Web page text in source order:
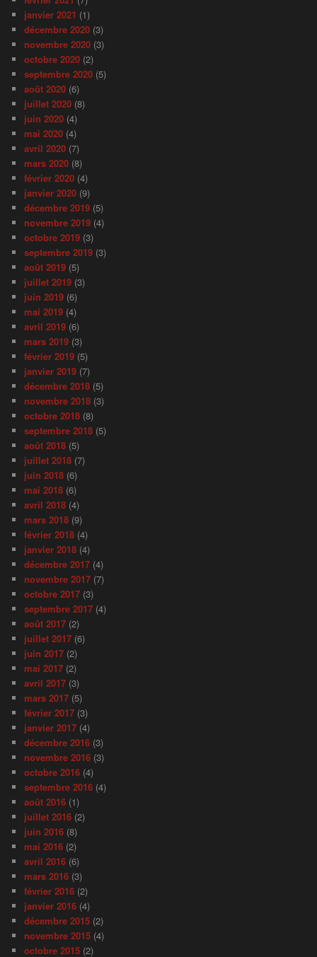
janvier 2021 (1)
décembre 2020 (3)
novembre 2020 (3)
octobre 2020 (2)
septembre 2020 (5)
août 2020 (6)
juillet 2020 (8)
juin 2020 (4)
mai 2020 (4)
avril 2020 (7)
mars 2020 (8)
février 2020 (4)
janvier 2020 (9)
décembre 2019 (5)
novembre 2019 (4)
octobre 2019 (3)
septembre 2019 (3)
août 2019 (5)
juillet 2019 (3)
juin 2019 (6)
mai 2019 (4)
avril 2019 (6)
mars 2019 (3)
février 2019 (5)
janvier 2019 (7)
décembre 2018 (5)
novembre 2018 (3)
octobre 2018 (8)
septembre 2018 (5)
août 2018 (5)
juillet 2018 (7)
juin 2018 (6)
mai 2018 (6)
avril 2018 (4)
mars 2018 (9)
février 2018 (4)
janvier 2018 (4)
décembre 2017 (4)
novembre 2017 (7)
octobre 2017 (3)
septembre 2017 (4)
août 2017 (2)
juillet 2017 (6)
juin 2017 (2)
mai 2017 (2)
avril 2017 (3)
mars 2017 (5)
février 2017 (3)
janvier 2017 (4)
décembre 2016 (3)
novembre 2016 (3)
octobre 2016 (4)
septembre 2016 (4)
août 2016 (1)
juillet 2016 (2)
juin 2016 (8)
mai 2016 (2)
avril 2016 (6)
mars 2016 (3)
février 2016 (2)
janvier 2016 (4)
décembre 2015 (2)
novembre 2015 (4)
octobre 2015 (2)